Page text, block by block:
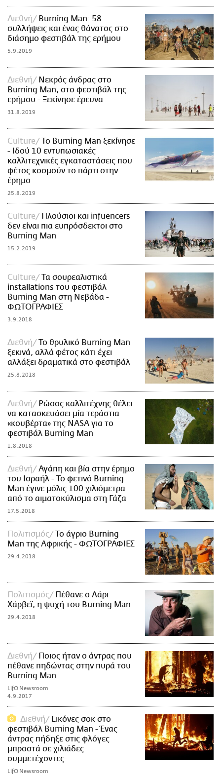
Διεθνή
Burning Man: 58
συλλήψεις και ένας θάνατος στο
διάσημο φεστιβάλ της ερήμου
5.9.2019
Διεθνή
Νεκρός άνδρας στο
Burning Man, στο φεστιβάλ της
ερήμου - Ξεκίνησε έρευνα
31.8.2019
Culture
Το Burning Man ξεκίνησε
- Ιδού 10 εντυπωσιακές
καλλιτεχνικές εγκαταστάσεις που
φέτος κοσμούν το πάρτι στην
έρημο
25.8.2019
Culture
Πλούσιοι και infuencers
δεν είναι πια ευπρόσδεκτοι στο
Burning Man
15.2.2019
Culture
Τα σουρεαλιστικά
installations του φεστιβάλ
Burning Man στη Νεβάδα -
ΦΩΤΟΓΡΑΦΙΕΣ
3.9.2018
Διεθνή
To θρυλικό Burning Man
ξεκινά, αλλά φέτος κάτι έχει
αλλάξει δραματικά στο φεστιβάλ
25.8.2018
Διεθνή
Ρώσος καλλιτέχνης θέλει
να κατασκευάσει μία τεράστια
«κουβέρτα» της NASA για το
φεστιβάλ Burning Man
1.8.2018
Διεθνή
Αγάπη και βία στην έρημο
του Ισραήλ - Το φετινό Burning
Man έγινε μόλις 100 χιλιόμετρα
από το αιματοκύλισμα στη Γάζα
17.5.2018
Πολιτισμός
To άγριο Burning
Man της Αφρικής - ΦΩΤΟΓΡΑΦΙΕΣ
29.4.2018
Πολιτισμός
Πέθανε ο Λάρι
Χάρβεϊ, η ψυχή του Burning Man
29.4.2018
Διεθνή
Ποιος ήταν ο άντρας που
πέθανε πηδώντας στην πυρά του
Burning Man
LifO Newsroom
4.9.2017
Διεθνή
Εικόνες σοκ στο
φεστιβάλ Burning Man - Ένας
άντρας πήδηξε στις φλόγες
μπροστά σε χιλιάδες
συμμετέχοντες
LifO Newsroom